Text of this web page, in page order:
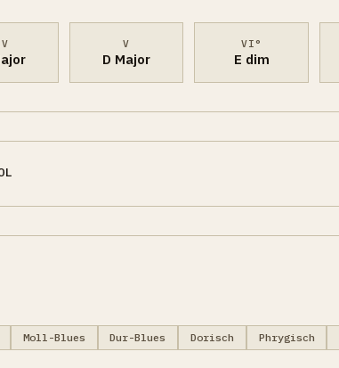
V
D Major
VI°
E dim
Moll-Blues Dur-Blues Dorisch Phrygisch